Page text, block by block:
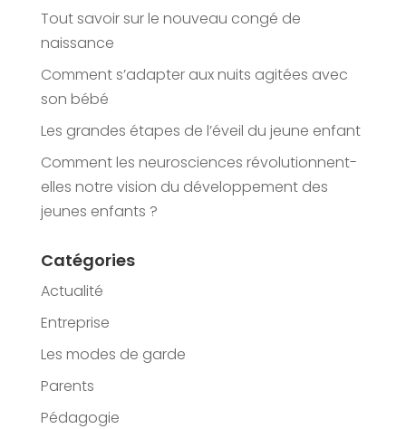
Tout savoir sur le nouveau congé de
naissance
Comment s’adapter aux nuits agitées avec
son bébé
Les grandes étapes de l’éveil du jeune enfant
Comment les neurosciences révolutionnent-
elles notre vision du développement des
jeunes enfants ?
Catégories
Actualité
Entreprise
Les modes de garde
Parents
Pédagogie